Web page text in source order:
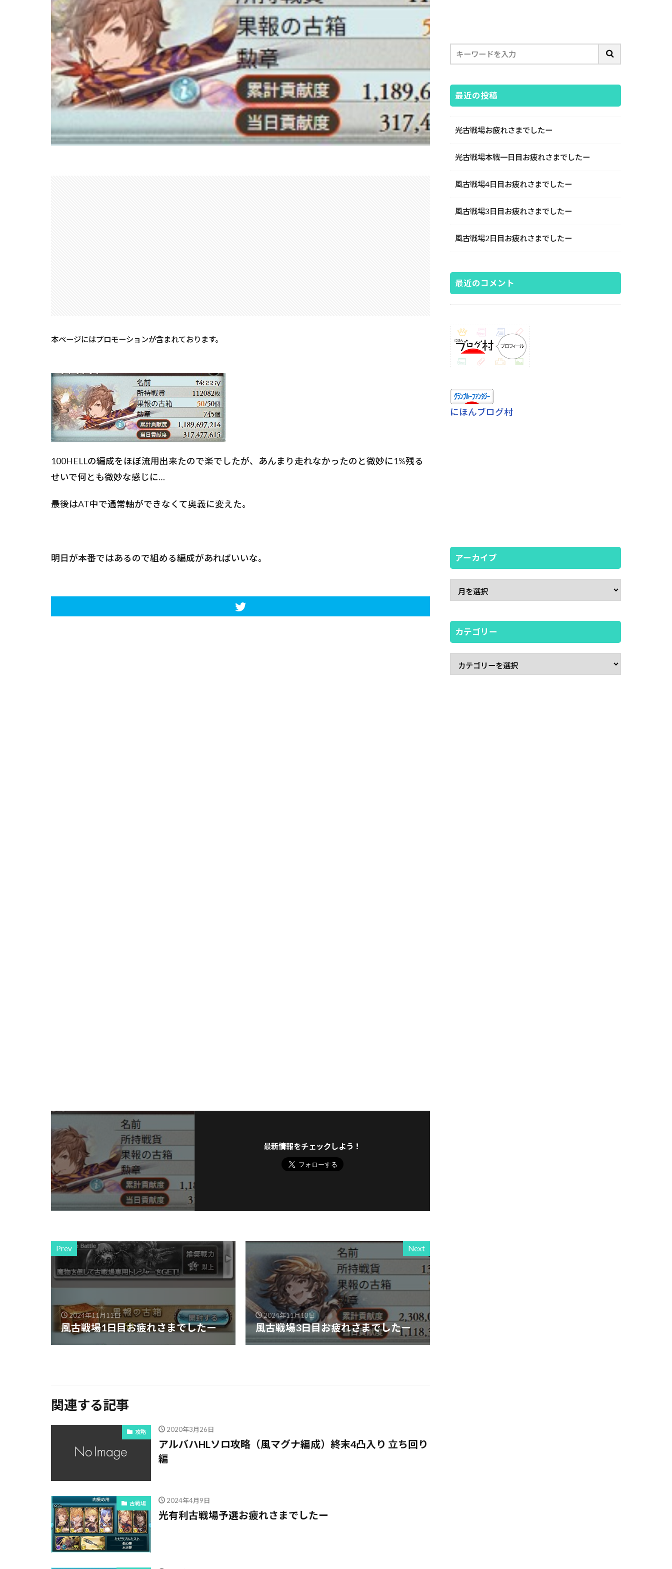
本ページにはプロモーションが含まれております。
100HELLの編成をほぼ流用出来たので楽でしたが、あんまり走れなかったのと微妙に1%残る
せいで何とも微妙な感じに…
最後はAT中で通常軸ができなくて奥義に変えた。
明日が本番ではあるので組める編成があればいいな。
最新情報をチェックしよう！
Prev
2024年11月11日
風古戦場1日目お疲れさまでしたー
Next
2024年11月13日
風古戦場3日目お疲れさまでしたー
関連する記事
攻略 2020年3月26日
アルバハHLソロ攻略（風マグナ編成）終末4凸入り 立ち回り
編
古戦場 2024年4月9日
光有利古戦場予選お疲れさまでしたー
最近の投稿
光古戦場お疲れさまでしたー
光古戦場本戦一日目お疲れさまでしたー
風古戦場4日目お疲れさまでしたー
風古戦場3日目お疲れさまでしたー
風古戦場2日目お疲れさまでしたー
最近のコメント
にほんブログ村
アーカイブ
カテゴリー